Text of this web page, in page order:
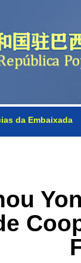
da Embaixada